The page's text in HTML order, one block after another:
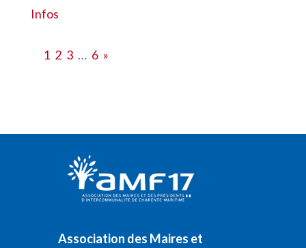
Infos
1 2 3 … 6 »
Association des Maires et